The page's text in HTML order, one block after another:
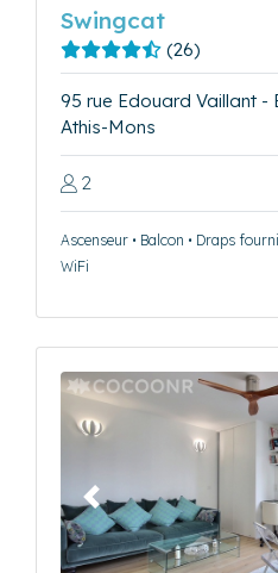
Swingcat
(26)
95 rue Edouard Vaillant -
Athis-Mons
2
Ascenseur • Balcon • Draps
WiFi
Précédent